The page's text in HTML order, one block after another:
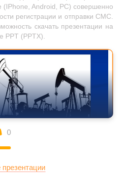
(IPhone, Android, PC) совершенно
регистрации и отправки СМС.
скачать презентации на
PPT (PPTX).
0
презентации